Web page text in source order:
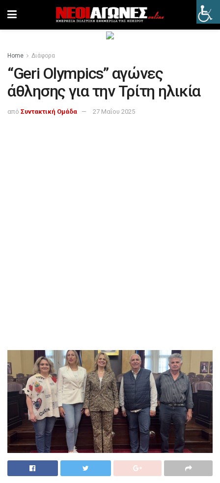
Home Διάφορα
“Geri Olympics” αγώνες
άθλησης για την Τρίτη ηλικία
από Συντακτική Ομάδα 27 Μαΐου 2025